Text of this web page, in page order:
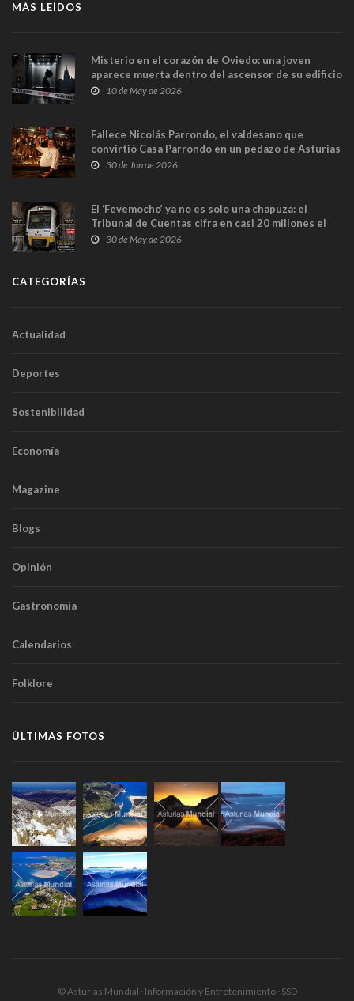
MÁS LEÍDOS
Misterio en el corazón de Oviedo: una joven
aparece muerta dentro del ascensor de su edificio
y las cámaras captan sus últimos minutos
10 de May de 2026
Fallece Nicolás Parrondo, el valdesano que
convirtió Casa Parrondo en un pedazo de Asturias
en Madrid
30 de Jun de 2026
El ‘Fevemocho’ ya no es solo una chapuza: el
Tribunal de Cuentas cifra en casi 20 millones el
sobrecoste de los trenes que no cabían por los
30 de May de 2026
CATEGORÍAS
Actualidad
Deportes
Sostenibilidad
Economía
Magazine
Blogs
Opinión
Gastronomía
Calendarios
Folklore
ÚLTIMAS FOTOS
© Asturias Mundial · Información y Entretenimiento · SSD